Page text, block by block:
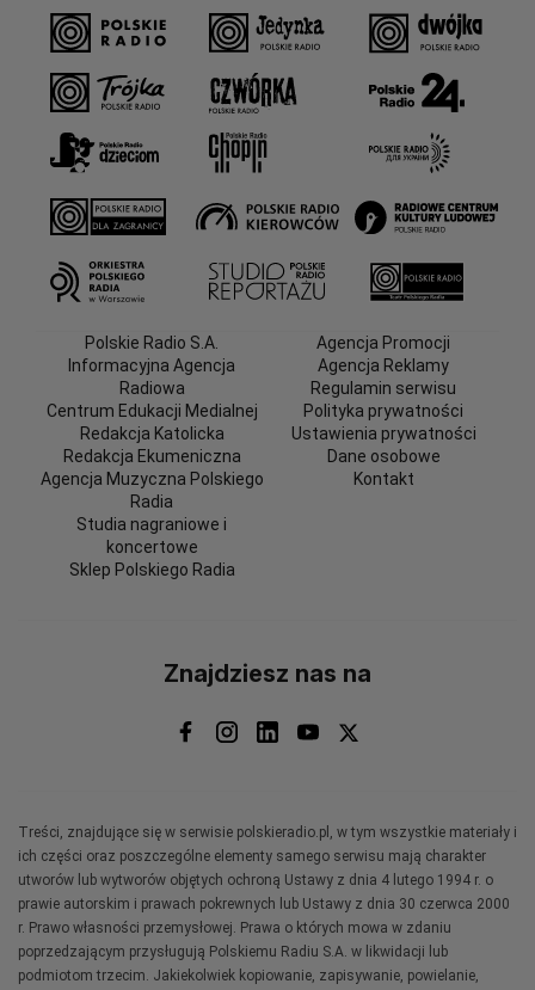
Polskie Radio S.A.
Informacyjna Agencja
Radiowa
Centrum Edukacji Medialnej
Redakcja Katolicka
Redakcja Ekumeniczna
Agencja Muzyczna Polskiego
Radia
Studia nagraniowe i
koncertowe
Sklep Polskiego Radia
Agencja Promocji
Agencja Reklamy
Regulamin serwisu
Polityka prywatności
Ustawienia prywatności
Dane osobowe
Kontakt
Znajdziesz nas na
Treści, znajdujące się w serwisie polskieradio.pl, w tym wszystkie materiały i
ich części oraz poszczególne elementy samego serwisu mają charakter
utworów lub wytworów objętych ochroną Ustawy z dnia 4 lutego 1994 r. o
prawie autorskim i prawach pokrewnych lub Ustawy z dnia 30 czerwca 2000
r. Prawo własności przemysłowej. Prawa o których mowa w zdaniu
poprzedzającym przysługują Polskiemu Radiu S.A. w likwidacji lub
podmiotom trzecim. Jakiekolwiek kopiowanie, zapisywanie, powielanie,